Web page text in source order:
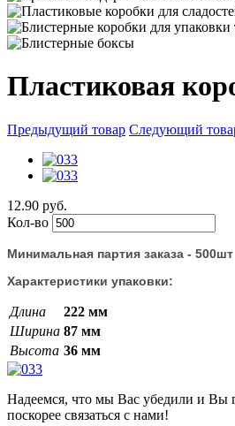
Пластиковая
Предыдущий товар Следующий
12.90 руб.
Кол-во
Минимальная партия заказа - 500шт
Характеристики упаковки:
Длина
222 мм
Ширина 87 мм
Высота 36 мм
Надеемся, что мы Вас убедили и Вы
поскорее связаться с нами!